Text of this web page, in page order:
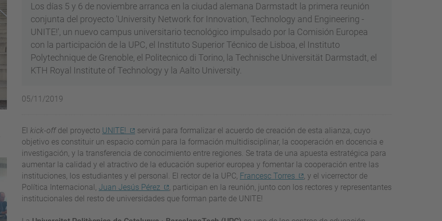
Los días 5 y 6 de noviembre arranca en la ciudad alemana Darmstadt la primera reunión
conjunta del proyecto 'University Network for Innovation, Technology and Engineering -
UNITE!', un nuevo campus universitario tecnológico impulsado por la Comisión Europea
con la participación de la UPC, el Instituto Superior Técnico de Lisboa, el Instituto
Polytechnique de Grenoble, el Politecnico di Torino, la Technische Universität Darmstadt, el
KTH Royal Institute of Technology y la Aalto University.
05/11/2019
El kick-offdel proyecto UNITE!
servirá para formalizar el acuerdo de creación de esta alianza, cuyo
objetivo es constituir un espacio común para la formación multidisciplinar, la cooperación en docencia e
investigación, y la transferencia de conocimiento entre regiones. Se trata de una apuesta estratégica para
aumentar la calidad y el atractivo de la educación superior europea y fomentar la cooperación entre las
instituciones, los estudiantes y el personal. El rector de la UPC, Francesc Torres
, y el vicerrector de
Política Internacional, Juan Jesús Pérez
, participan en la reunión, junto con los rectores y representantes
institucionales del resto de universidades que forman parte de UNITE!